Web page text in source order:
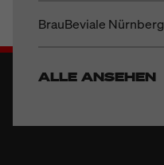
BrauBeviale Nürnberg
ALLE ANSEHEN